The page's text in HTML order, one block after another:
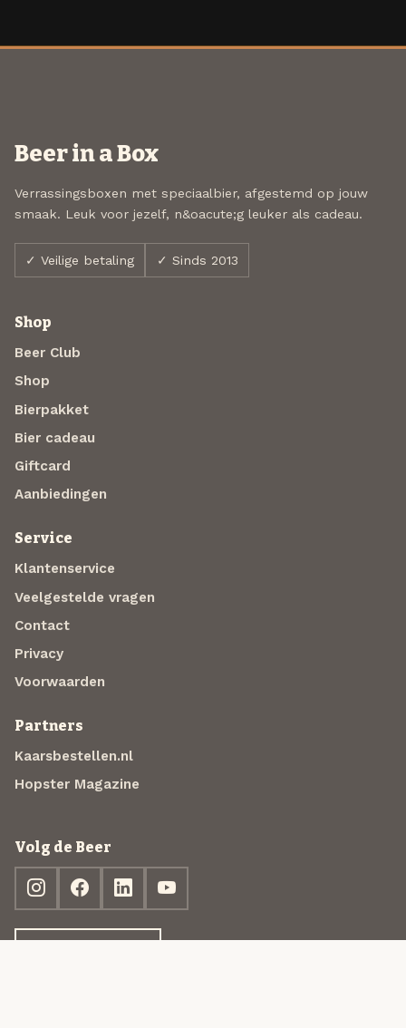
Beer in a Box
Verrassingsboxen met speciaalbier, afgestemd op jouw
smaak. Leuk voor jezelf, n&oacute;g leuker als cadeau.
✓ Veilige betaling ✓ Sinds 2013
Shop
Beer Club
Shop
Bierpakket
Bier cadeau
Giftcard
Aanbiedingen
Service
Klantenservice
Veelgestelde vragen
Contact
Privacy
Voorwaarden
Partners
Kaarsbestellen.nl
Hopster Magazine
Volg de Beer